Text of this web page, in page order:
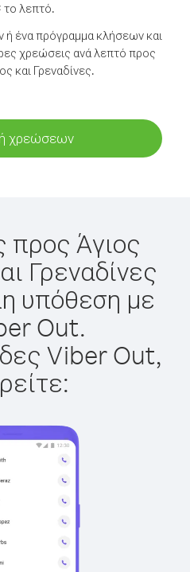
το λεπτό.
ένα πρόγραμμα κλήσεων και
χρεώσεις ανά λεπτό προς
και Γρεναδίνες.
χρεώσεων
προς Άγιος
Γρεναδίνες
υπόθεση με
Out.
Viber Out,